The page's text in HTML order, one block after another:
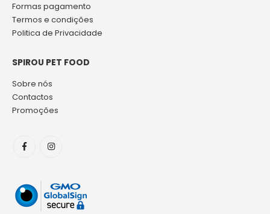
Formas pagamento
Termos e condições
Politica de Privacidade
SPIROU PET FOOD
Sobre nós
Contactos
Promoções